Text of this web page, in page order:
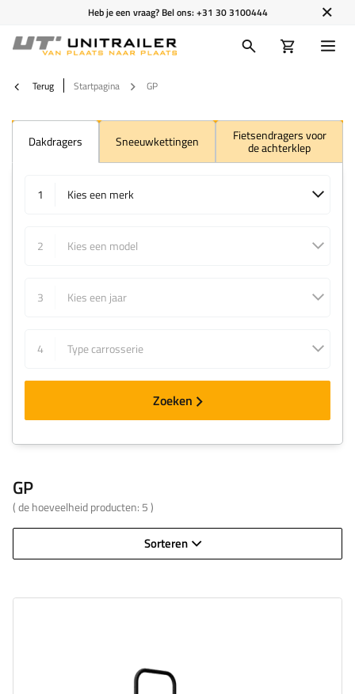
Heb je een vraag? Bel ons:+31 30 3100444
Terug Startpagina GP
Dakdragers Sneeuwkettingen Fietsendragers voor
de achterklep
1 Kies een merk
2 Kies een model
3 Kies een jaar
4 Type carrosserie
Zoeken
GP
( de hoeveelheid producten: 5)
Sorteren